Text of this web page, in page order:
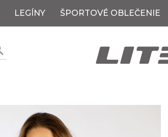
LEGÍNY ŠPORTOVÉ OBLEČENIE